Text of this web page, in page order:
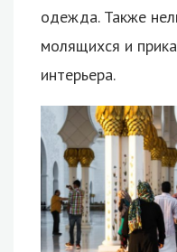
одежда. Также
молящихся и
интерьера.